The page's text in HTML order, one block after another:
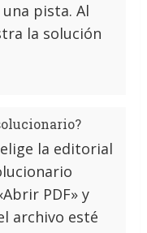
pista. Al
la solución
la editorial
PDF» y
archivo esté